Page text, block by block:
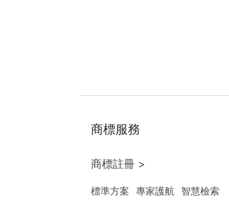
商標服務
商標註冊 >
標準方案 專家護航 智慧檢索